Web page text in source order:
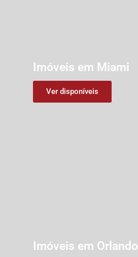
Imóveis em Miami
Ver disponíveis
Imóveis em Orlando